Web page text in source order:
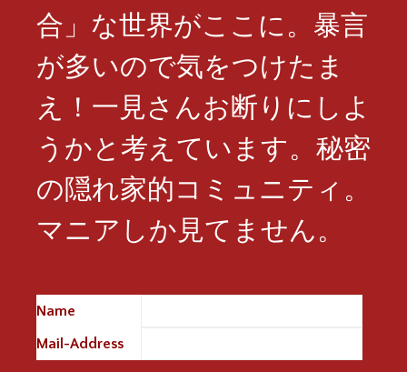
合」な世界がここに。暴言
が多いので気をつけたま
え！一見さんお断りにしよ
うかと考えています。秘密
の隠れ家的コミュニティ。
マニアしか見てません。
Name
Mail-Address